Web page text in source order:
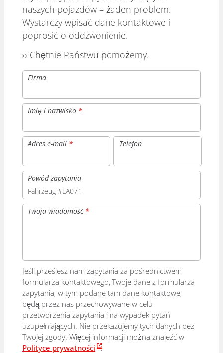
naszych pojazdów – żaden problem.
Wystarczy wpisać dane kontaktowe i
poprosić o oddzwonienie.
›› Chętnie Państwu pomożemy.
Firma
Imię i nazwisko *
Adres e-mail * Telefon
Powód zapytania
Twoja wiadomość *
Jeśli prześlesz nam zapytania za pośrednictwem
formularza kontaktowego, Twoje dane z formularza
zapytania, w tym podane tam dane kontaktowe,
będą przez nas przechowywane w celu
przetworzenia zapytania i na wypadek pytań
uzupełniających. Nie przekazujemy tych danych bez
Twojej zgody. Więcej informacji można znaleźć w
Polityce prywatności .